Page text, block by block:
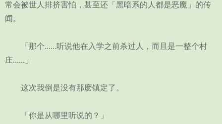
常会被世人排挤害怕，甚至还「黑暗系的人都是恶魔」的传
闻。
「那个......听说他在入学之前杀过人，而且是一整个村
庄......」
这次我倒是没有那麽镇定了。
「你是从哪里听说的？」